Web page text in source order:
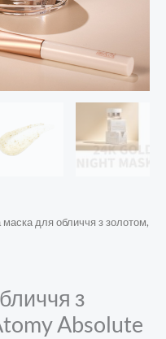
маска для обличчя з золотом,
з
Absolute